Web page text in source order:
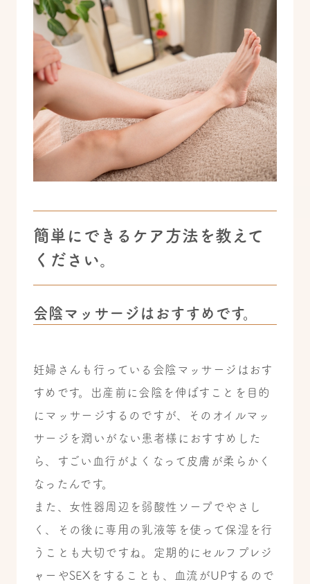
簡単にできるケア方法を教えて
ください。
会陰マッサージはおすすめです。
妊婦さんも行っている 会陰マッサージはおす
すめです。出産前に 会陰を伸ばすことを目的
にマッサージするのですが、そのオイルマッ
サージを潤いがない患者様におすすめした
ら、すごい血行がよくなって皮膚が柔らかく
なったんです。
また、女性器周辺を弱酸性ソープでやさし
く、その後に専用の乳液等を使って保湿を行
うことも大切ですね。
定期的にセルフプレジ
ャーやSEXをすることも、血流がUPするので